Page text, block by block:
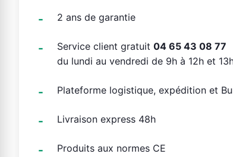
2 ans de garantie
Service client gratuit 04 65 43 08 77
du lundi au vendredi de 9h à 12h et
Plateforme logistique, expédition et
Livraison express 48h
Produits aux normes CE